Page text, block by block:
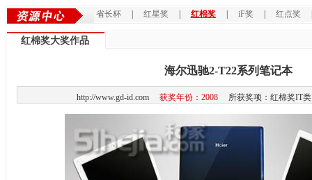
省长杯| 红星奖 红棉奖| iF奖 红点奖
红棉奖大奖作品
海尔迅驰2-T22系列笔记本
http://www.gd-id.com 获奖年份：2008 所获奖项：红棉奖IT